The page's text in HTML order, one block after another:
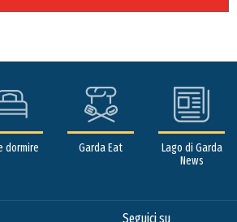
dormire Garda Eat
Lago di Garda
News
Seguici su